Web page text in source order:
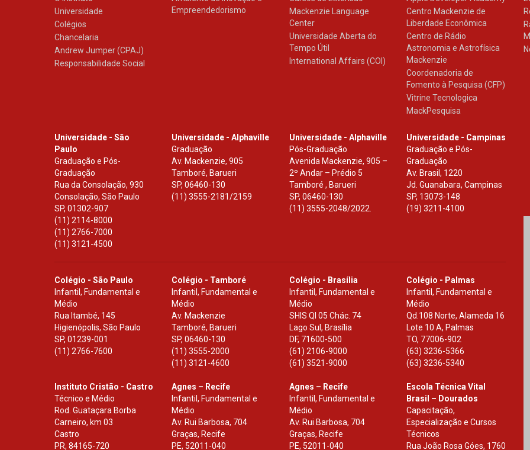
Universidade
Colégios
Chancelaria
Andrew Jumper (CPAJ)
Responsabilidade Social
Empreendedorismo
Mackenzie Language
Center
Universidade Aberta do
Tempo Útil
International Affairs (COI)
Centro Mackenzie de
Liberdade Econômica
Centro de Rádio
Astronomia e Astrofísica
Mackenzie
Coordenadoria de
Fomento à Pesquisa (CFP)
Vitrine Tecnologica
MackPesquisa
Universidade - São
Paulo
Graduação e Pós-
Graduação
Rua da Consolação, 930
Consolação, São Paulo
SP, 01302-907
(11) 2114-8000
(11) 2766-7000
(11) 3121-4500
Universidade - Alphaville
Graduação
Av. Mackenzie, 905
Tamboré, Barueri
SP,06460-130
(11) 3555-2181/2159
Universidade - Alphaville
Pós-Graduação
Avenida Mackenzie, 905 –
2º Andar – Prédio 5
Tamboré , Barueri
SP, 06460-130
(11) 3555-2048/2022.
Universidade - Campinas
Graduação e Pós-
Graduação
Av. Brasil, 1220
Jd. Guanabara, Campinas
SP, 13073-148
(19) 3211-4100
Colégio - São Paulo
Infantil, Fundamental e
Médio
Rua Itambé, 145
Higienópolis, São Paulo
SP, 01239-001
(11) 2766-7600
Colégio - Tamboré
Infantil, Fundamental e
Médio
Av. Mackenzie
Tamboré, Barueri
SP,06460-130
(11) 3555-2000
(11) 3121-4600
Colégio - Brasília
Infantil, Fundamental e
Médio
SHIS Ql 05 Chác. 74
Lago Sul, Brasília
DF, 71600-500
(61) 2106-9000
(61) 3521-9000
Colégio - Palmas
Infantil, Fundamental e
Médio
Qd.108 Norte, Alameda 16
Lote 10 A, Palmas
TO, 77006-902
(63) 3236-5366
(63) 3236-5340
Instituto Cristão - Castro
Técnico e Médio
Rod. Guataçara Borba
Carneiro, km 03
Castro
PR, 84165-720
Agnes – Recife
Infantil, Fundamental e
Médio
Av. Rui Barbosa, 704
Graças, Recife
PE, 52011-040
Agnes – Recife
Infantil, Fundamental e
Médio
Av. Rui Barbosa, 704
Graças, Recife
PE, 52011-040
Escola Técnica Vital
Brasil – Dourados
Capacitação,
Especialização e Cursos
Técnicos
Rua João Rosa Góes, 1760